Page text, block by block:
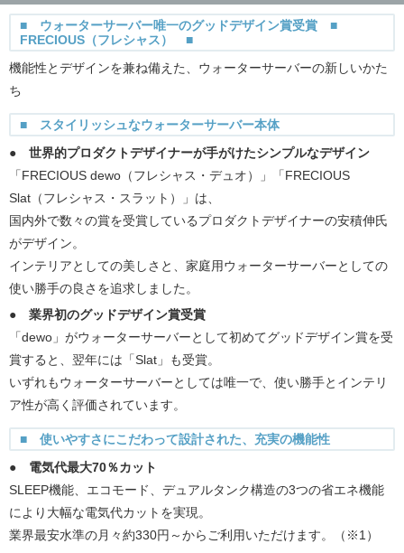
■ ウォーターサーバー唯一のグッドデザイン賞受賞 ■
FRECIOUS（フレシャス） ■
機能性とデザインを兼ね備えた、ウォーターサーバーの新しいかた
ち
■ スタイリッシュなウォーターサーバー本体
● 世界的プロダクトデザイナーが手がけたシンプルなデザイン
「FRECIOUS dewo（フレシャス・デュオ）」「FRECIOUS
Slat（フレシャス・スラット）」は、
国内外で数々の賞を受賞しているプロダクトデザイナーの安積伸氏
がデザイン。
インテリアとしての美しさと、家庭用ウォーターサーバーとしての
使い勝手の良さを追求しました。
● 業界初のグッドデザイン賞受賞
「dewo」がウォーターサーバーとして初めてグッドデザイン賞を受
賞すると、翌年には「Slat」も受賞。
いずれもウォーターサーバーとしては唯一で、使い勝手とインテリ
ア性が高く評価されています。
■ 使いやすさにこだわって設計された、充実の機能性
● 電気代最大70％カット
SLEEP機能、エコモード、デュアルタンク構造の3つの省エネ機能
により大幅な電気代カットを実現。
業界最安水準の月々約330円～からご利用いただけます。（※1）